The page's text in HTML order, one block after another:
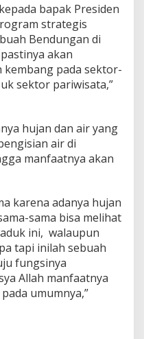
bapak Presiden
strategis
Bendungan di
akan
pada sektor-
sektor pariwisata,”
hujan dan air yang
air di
manfaatnya akan
karena adanya hujan
sama bisa melihat
ini, walaupun
tapi inilah sebuah
fungsinya
Allah manfaatnya
umumnya,”